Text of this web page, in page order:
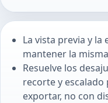
La vista previa y
mantener la
Resuelve los
recorte y
exportar, no con